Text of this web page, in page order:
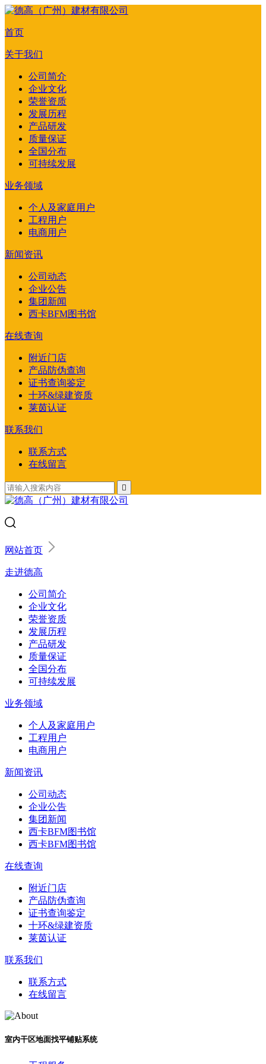
首页
关于我们
公司简介
企业文化
荣誉资质
发展历程
产品研发
质量保证
全国分布
可持续发展
业务领域
个人及家庭用户
工程用户
电商用户
新闻资讯
公司动态
企业公告
集团新闻
西卡BFM图书馆
在线查询
附近门店
产品防伪查询
证书查询鉴定
十环&绿建资质
莱茵认证
联系我们
联系方式
在线留言

网站首页
走进德高
公司简介
企业文化
荣誉资质
发展历程
产品研发
质量保证
全国分布
可持续发展
业务领域
个人及家庭用户
工程用户
电商用户
新闻资讯
公司动态
企业公告
集团新闻
西卡BFM图书馆
西卡BFM图书馆
在线查询
附近门店
产品防伪查询
证书查询鉴定
十环&绿建资质
莱茵认证
联系我们
联系方式
在线留言
室内干区地面找平铺贴系统